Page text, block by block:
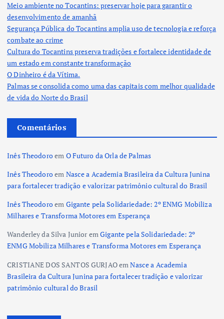
Meio ambiente no Tocantins: preservar hoje para garantir o
desenvolvimento de amanhã
Segurança Pública do Tocantins amplia uso de tecnologia e reforça
combate ao crime
Cultura do Tocantins preserva tradições e fortalece identidade de
um estado em constante transformação
O Dinheiro é da Vítima.
Palmas se consolida como uma das capitais com melhor qualidade
de vida do Norte do Brasil
Comentários
Inês Theodoroem O Futuro da Orla de Palmas
Inês Theodoroem Nasce a Academia Brasileira da Cultura Junina
para fortalecer tradição e valorizar patrimônio cultural do Brasil
Inês Theodoroem Gigante pela Solidariedade: 2º ENMG Mobiliza
Milhares e Transforma Motores em Esperança
Wanderley da Silva JunioremGigante pela Solidariedade: 2º
ENMG Mobiliza Milhares e Transforma Motores em Esperança
CRISTIANE DOS SANTOS GURJAOemNasce a Academia
Brasileira da Cultura Junina para fortalecer tradição e valorizar
patrimônio cultural do Brasil